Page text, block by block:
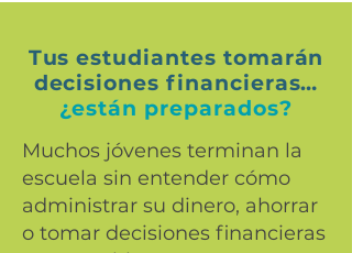
Tus estudiantes tomarán
decisiones financieras…
¿están preparados?
Muchos jóvenes terminan la
escuela sin entender cómo
administrar su dinero, ahorrar
o tomar decisiones financieras